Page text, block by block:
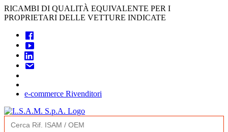
Skip
to
RICAMBI DI QUALITÀ EQUIVALENTE PER I
PROPRIETARI DELLE VETTURE INDICATE
e-commerce Rivenditori
Search
for: